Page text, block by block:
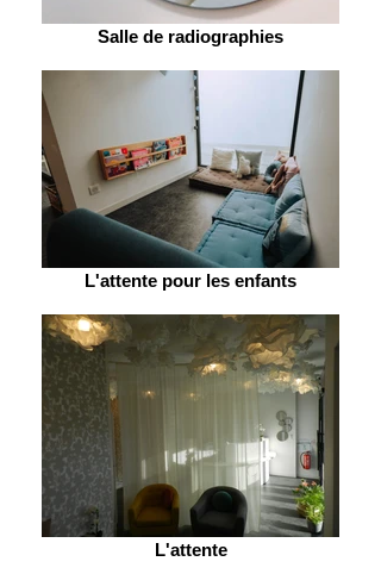
Salle de radiographies
L'attente pour les enfants
L'attente